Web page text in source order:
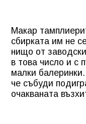
Макар
сбирката им не
нищо от
в това число и с
малки
че събуди
очакваната